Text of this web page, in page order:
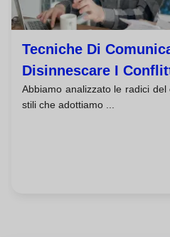
Tecniche Di
Disinnescare I
Abbiamo analizzato le radici
stili che adottiamo ...